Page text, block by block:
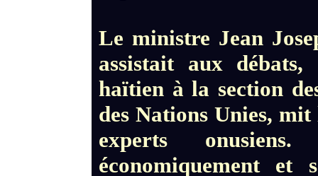
Le ministre Jean
assistait aux
haïtien à la section
des Nations Unies,
experts
économiquement